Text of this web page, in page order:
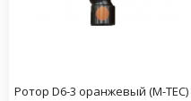
Ротор D6-3 оранжевый (М-ТЕС)